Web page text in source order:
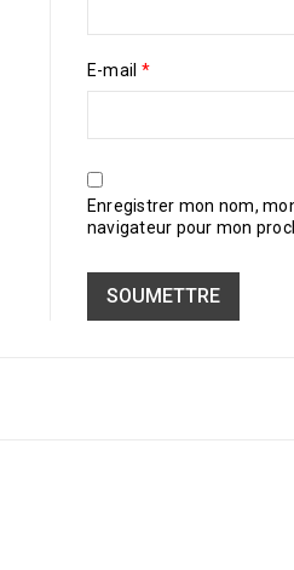
E-mail *
Enregistrer mon nom,
navigateur pour mon